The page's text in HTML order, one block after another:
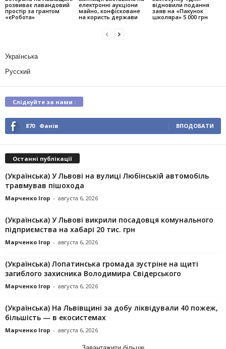
розвиває лавандовий
простір за грантом
«єРобота»
електронні аукціони
майно, конфісковане
на користь держави
відновили подання
заяв на «Пакунок
школяра» 5 000 грн
Українська
Русский
Слідкуйте за нами :
870 Фанів ВПОДОБАТИ
Останні публікації
(Українська) У Львові на вулиці Любінській автомобіль
травмував пішохода
Марченко Ігор - августа 6, 2026
(Українська) У Львові викрили посадовця комунального
підприємства на хабарі 20 тис. грн
Марченко Ігор - августа 6, 2026
(Українська) Лопатинська громада зустріне на щиті
загиблого захисника Володимира Свідерського
Марченко Ігор - августа 6, 2026
(Українська) На Львівщині за добу ліквідували 40 пожеж,
більшість — в екосистемах
Марченко Ігор - августа 6, 2026